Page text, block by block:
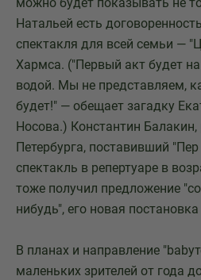
Натальей есть
спектакля для всей семьи —
Хармса. ("Первый акт будет
водой. Мы не представляем,
будет!" — обещает загадку
Носова.) Константин Балакин,
Петербурга, поставивший
спектакль в репертуаре в
тоже получил предложение
нибудь", его новая
В планах и направление
маленьких зрителей от года